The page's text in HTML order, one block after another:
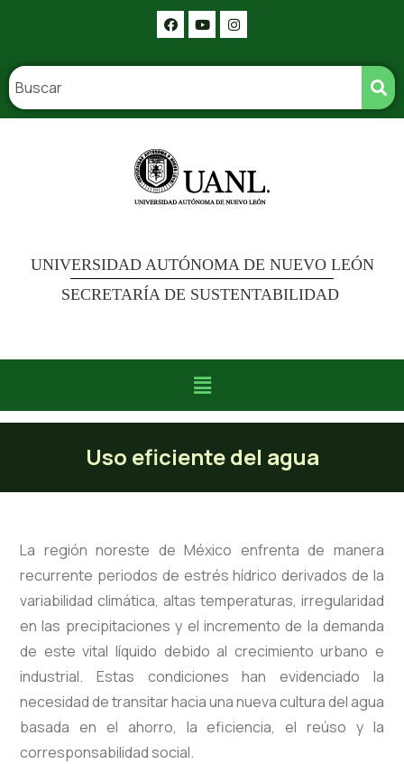
UNIVERSIDAD AUTÓNOMA DE NUEVO LEÓN
SECRETARÍA DE SUSTENTABILIDAD
Uso eficiente del agua
Uso eficiente del agua
La región noreste de México enfrenta de manera
recurrente periodos de estrés hídrico derivados de la
variabilidad climática, altas temperaturas, irregularidad
en las precipitaciones y el incremento de la demanda
de este vital líquido debido al crecimiento urbano e
industrial. Estas condiciones han evidenciado la
necesidad de transitar hacia una nueva cultura del agua
basada en el ahorro, la eficiencia, el reúso y la
corresponsabilidad social.